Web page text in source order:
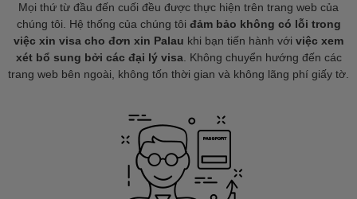
Mọi thứ từ đầu đến cuối đều được thực hiện trên trang web của
chúng tôi. Hệ thống của chúng tôi đảm bảo không có lỗi trong
việc xin visa cho đơn xin Palau khi bạn tiến hành với việc xem
xét bổ sung bởi các đại lý visa. Không chuyển hướng đến các
trang web bên ngoài, không tốn thời gian và không lãng phí giấy tờ.